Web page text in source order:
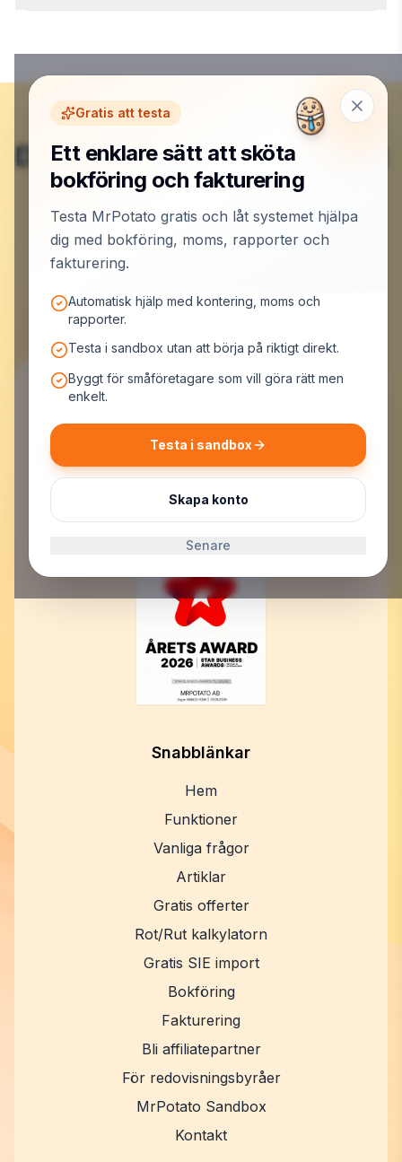
Gratis att testa
Ett enklare sätt att sköta
bokföring och fakturering
Testa MrPotato gratis och låt systemet hjälpa
dig med bokföring, moms, rapporter och
fakturering.
Automatisk hjälp med kontering, moms och
rapporter.
Testa i sandbox utan att börja på riktigt direkt.
Byggt för småföretagare som vill göra rätt men
enkelt.
Testa i sandbox
Skapa konto
Senare
Du är klar här – nu börjar det
roliga.
Skapa konto och låt MrPotato jobba
MrPotato AB
Malmskillnadsgatan 44, 111 57 Stockholm
Org.nr: 559523-7099
E-post:support@mrpotato.se
Snabblänkar
Hem
Funktioner
Vanliga frågor
Artiklar
Gratis offerter
Rot/Rut kalkylatorn
Gratis SIE import
Bokföring
Fakturering
Bli affiliatepartner
För redovisningsbyråer
MrPotato Sandbox
Kontakt